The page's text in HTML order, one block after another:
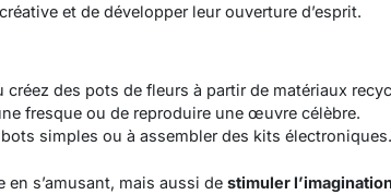
et de développer leur ouverture d’esprit.
créez des pots de fleurs à partir de matériaux
fresque ou de reproduire une œuvre célèbre.
simples ou à assembler des kits électroniques.
s’amusant, mais aussi de stimuler